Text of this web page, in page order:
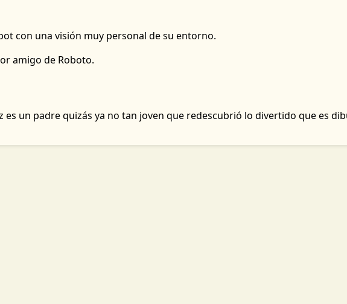
con una visión muy personal de su entorno.
amigo de Roboto.
es un padre quizás ya no tan joven que redescubrió lo divertido que es